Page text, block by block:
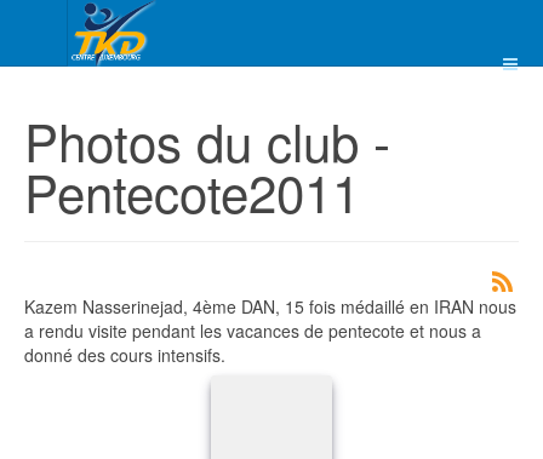
Photos du club -
Pentecote2011
Kazem Nasserinejad, 4ème DAN, 15 fois médaillé en IRAN nous
a rendu visite pendant les vacances de pentecote et nous a
donné des cours intensifs.